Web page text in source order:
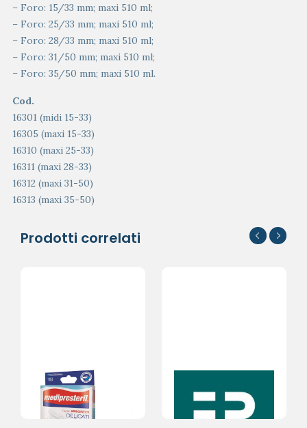
– Foro: 15/33 mm; maxi 510 ml;
– Foro: 25/33 mm; maxi 510 ml;
– Foro: 28/33 mm; maxi 510 ml;
– Foro: 31/50 mm; maxi 510 ml;
– Foro: 35/50 mm; maxi 510 ml.
Cod.
16301 (midi 15-33)
16305 (maxi 15-33)
16310 (maxi 25-33)
16311 (maxi 28-33)
16312 (maxi 31-50)
16313 (maxi 35-50)
Prodotti correlati